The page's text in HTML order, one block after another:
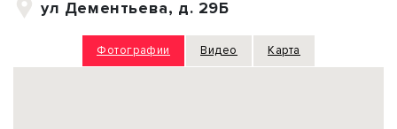
ул Дементьева, д. 29Б
Фотографии Видео Карта